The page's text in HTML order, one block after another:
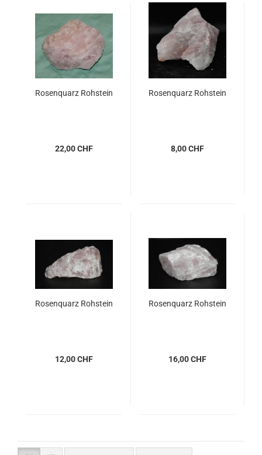
Rosenquarz Rohstein
22,00 CHF
Rosenquarz Rohstein
8,00 CHF
Rosenquarz Rohstein
12,00 CHF
Rosenquarz Rohstein
16,00 CHF